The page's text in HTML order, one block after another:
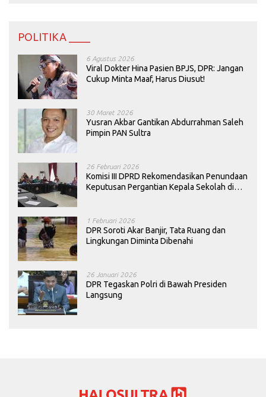
POLITIKA ____
6 Agustus 2026
Viral Dokter Hina Pasien BPJS, DPR: Jangan
Cukup Minta Maaf, Harus Diusut!
30 Maret 2026
Yusran Akbar Gantikan Abdurrahman Saleh
Pimpin PAN Sultra
26 Februari 2026
Komisi III DPRD Rekomendasikan Penundaan
Keputusan Pergantian Kepala Sekolah di
1 Februari 2026
DPR Soroti Akar Banjir, Tata Ruang dan
Lingkungan Diminta Dibenahi
26 Januari 2026
DPR Tegaskan Polri di Bawah Presiden
Langsung